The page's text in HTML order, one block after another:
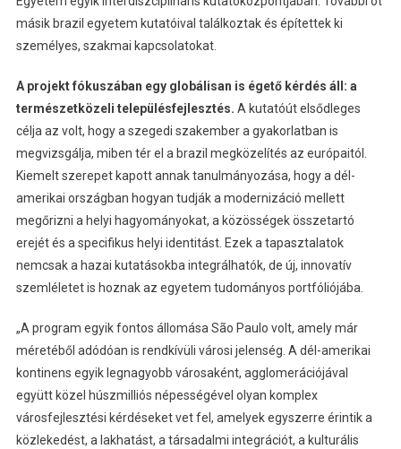
másik brazil egyetem kutatóival találkoztak és építettek ki
személyes, szakmai kapcsolatokat.
A projekt fókuszában egy globálisan is égető kérdés áll: a
természetközeli településfejlesztés. A kutatóút elsődleges
célja az volt, hogy a szegedi szakember a gyakorlatban is
megvizsgálja, miben tér el a brazil megközelítés az európaitól.
Kiemelt szerepet kapott annak tanulmányozása, hogy a dél-
amerikai országban hogyan tudják a modernizáció mellett
megőrizni a helyi hagyományokat, a közösségek összetartó
erejét és a specifikus helyi identitást. Ezek a tapasztalatok
nemcsak a hazai kutatásokba integrálhatók, de új, innovatív
szemléletet is hoznak az egyetem tudományos portfóliójába.
„A program egyik fontos állomása São Paulo volt, amely már
méretéből adódóan is rendkívüli városi jelenség. A dél-amerikai
kontinens egyik legnagyobb városaként, agglomerációjával
együtt közel húszmilliós népességével olyan komplex
városfejlesztési kérdéseket vet fel, amelyek egyszerre érintik a
közlekedést, a lakhatást, a társadalmi integrációt, a kulturális